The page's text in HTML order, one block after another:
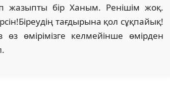
жазыпты бір Ханым. Ренішім жоқ.
тағдырына қол сұқпайық!
өмірімізге келмейінше өмірден